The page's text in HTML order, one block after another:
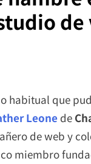
habitual que
Leonede
de web y
miembro